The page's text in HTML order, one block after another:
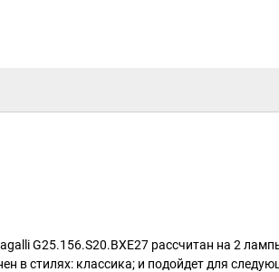
G25.156.S20.BXE27 рассчитан на 2
стилях: классика; и подойдет для